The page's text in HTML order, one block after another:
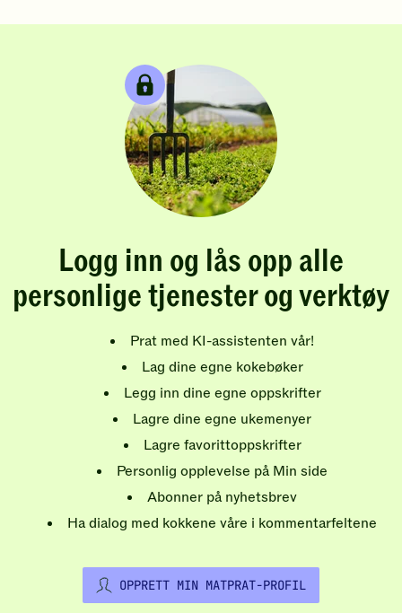
Logg inn og lås opp alle
personlige tjenester og verktøy
Prat med KI-assistenten vår!
Lag dine egne kokebøker
Legg inn dine egne oppskrifter
Lagre dine egne ukemenyer
Lagre favorittoppskrifter
Personlig opplevelse på Min side
Abonner på nyhetsbrev
Ha dialog med kokkene våre i kommentarfeltene
OPPRETT MIN MATPRAT-PROFIL